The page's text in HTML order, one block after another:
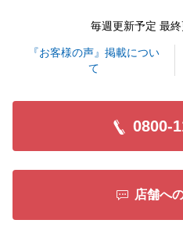
毎週更新予定 最
『お客様の声』掲載につい
て
0800-
店舗へ